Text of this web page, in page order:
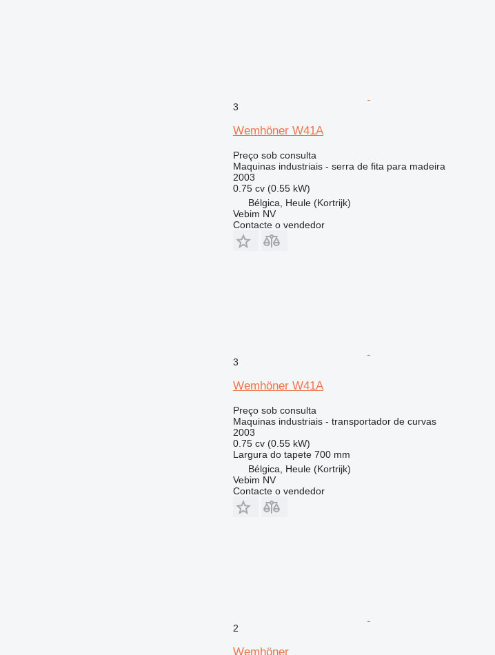
3
Wemhöner W41A
Preço sob consulta
Maquinas industriais - serra de fita para madeira
2003
0.75 cv (0.55 kW)
Bélgica, Heule (Kortrijk)
Vebim NV
Contacte o vendedor
3
Wemhöner W41A
Preço sob consulta
Maquinas industriais - transportador de curvas
2003
0.75 cv (0.55 kW)
Largura do tapete 700 mm
Bélgica, Heule (Kortrijk)
Vebim NV
Contacte o vendedor
2
Wemhöner